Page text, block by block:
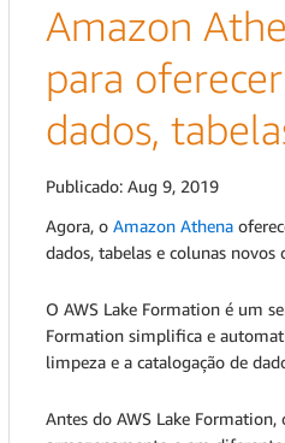
Amazon
para
dados,
Publicado: Aug 9, 2019
Agora, o Amazon Athena
dados, tabelas e colunas
O AWS Lake Formation é um
Formation simplifica e
limpeza e a catalogação de
Antes do AWS Lake